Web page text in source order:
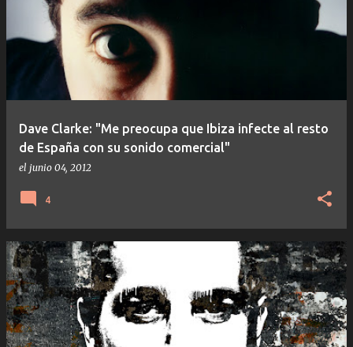
Dave Clarke: "Me preocupa que Ibiza infecte al resto
de España con su sonido comercial"
el junio 04, 2012
4